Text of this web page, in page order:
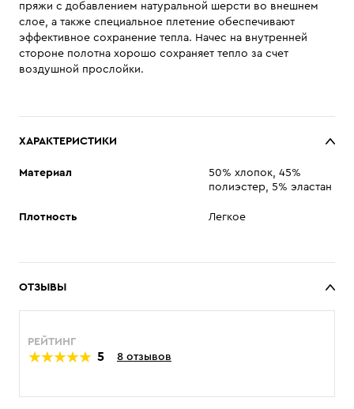
пряжи с добавлением натуральной шерсти во внешнем
слое, а также специальное плетение обеспечивают
эффективное сохранение тепла. Начес на внутренней
стороне полотна хорошо сохраняет тепло за счет
воздушной прослойки.
ХАРАКТЕРИСТИКИ
Материал
50% хлопок, 45%
полиэстер, 5% эластан
Плотность Легкое
ОТЗЫВЫ
РЕЙТИНГ
5 8 отзывов